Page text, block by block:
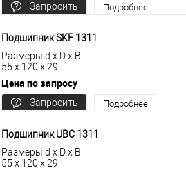
Запросить
Подробнее
Подшипник SKF 1311
Размеры d x D x B
55 x 120 x 29
Цена по запросу
Запросить
Подробнее
Подшипник UBC 1311
Размеры d x D x B
55 x 120 x 29